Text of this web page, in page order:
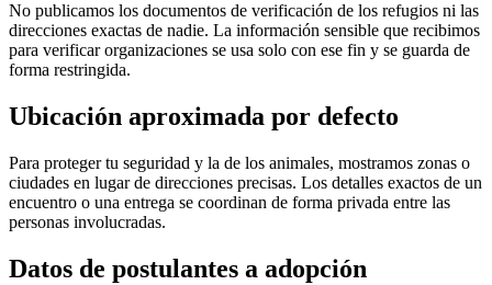
No publicamos los documentos de verificación de los refugios ni las
direcciones exactas de nadie. La información sensible que recibimos
para verificar organizaciones se usa solo con ese fin y se guarda de
forma restringida.
Ubicación aproximada por defecto
Para proteger tu seguridad y la de los animales, mostramos zonas o
ciudades en lugar de direcciones precisas. Los detalles exactos de un
encuentro o una entrega se coordinan de forma privada entre las
personas involucradas.
Datos de postulantes a adopción